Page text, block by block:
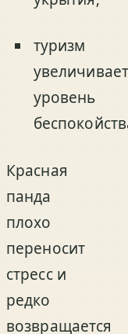
туризм
уровень
Красная
панда
плохо
переносит
стресс и
редко
возвращается